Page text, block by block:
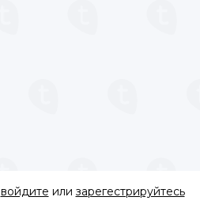
войдите или зарегестрируйтесь